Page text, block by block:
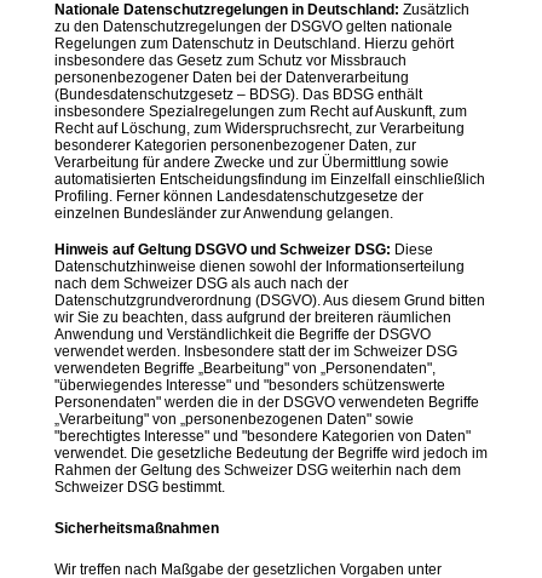
Nationale Datenschutzregelungen in Deutschland: Zusätzlich
zu den Datenschutzregelungen der DSGVO gelten nationale
Regelungen zum Datenschutz in Deutschland. Hierzu gehört
insbesondere das Gesetz zum Schutz vor Missbrauch
personenbezogener Daten bei der Datenverarbeitung
(Bundesdatenschutzgesetz – BDSG). Das BDSG enthält
insbesondere Spezialregelungen zum Recht auf Auskunft, zum
Recht auf Löschung, zum Widerspruchsrecht, zur Verarbeitung
besonderer Kategorien personenbezogener Daten, zur
Verarbeitung für andere Zwecke und zur Übermittlung sowie
automatisierten Entscheidungsfindung im Einzelfall einschließlich
Profiling. Ferner können Landesdatenschutzgesetze der
einzelnen Bundesländer zur Anwendung gelangen.
Hinweis auf Geltung DSGVO und Schweizer DSG: Diese
Datenschutzhinweise dienen sowohl der Informationserteilung
nach dem Schweizer DSG als auch nach der
Datenschutzgrundverordnung (DSGVO). Aus diesem Grund bitten
wir Sie zu beachten, dass aufgrund der breiteren räumlichen
Anwendung und Verständlichkeit die Begriffe der DSGVO
verwendet werden. Insbesondere statt der im Schweizer DSG
verwendeten Begriffe „Bearbeitung" von „Personendaten",
"überwiegendes Interesse" und "besonders schützenswerte
Personendaten" werden die in der DSGVO verwendeten Begriffe
„Verarbeitung" von „personenbezogenen Daten" sowie
"berechtigtes Interesse" und "besondere Kategorien von Daten"
verwendet. Die gesetzliche Bedeutung der Begriffe wird jedoch im
Rahmen der Geltung des Schweizer DSG weiterhin nach dem
Schweizer DSG bestimmt.
Sicherheitsmaßnahmen
Wir treffen nach Maßgabe der gesetzlichen Vorgaben unter